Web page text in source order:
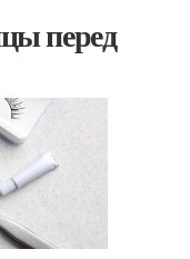
перед